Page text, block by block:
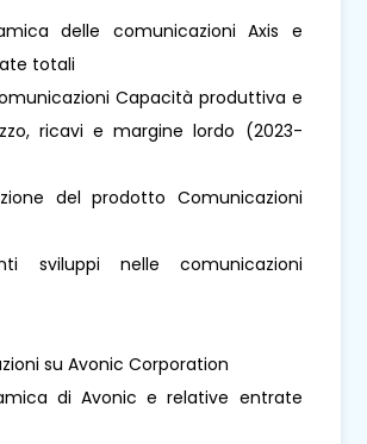
delle comunicazioni Axis e
totali
Capacità produttiva e
ricavi e margine lordo (2023-
del prodotto Comunicazioni
sviluppi nelle comunicazioni
su Avonic Corporation
di Avonic e relative entrate